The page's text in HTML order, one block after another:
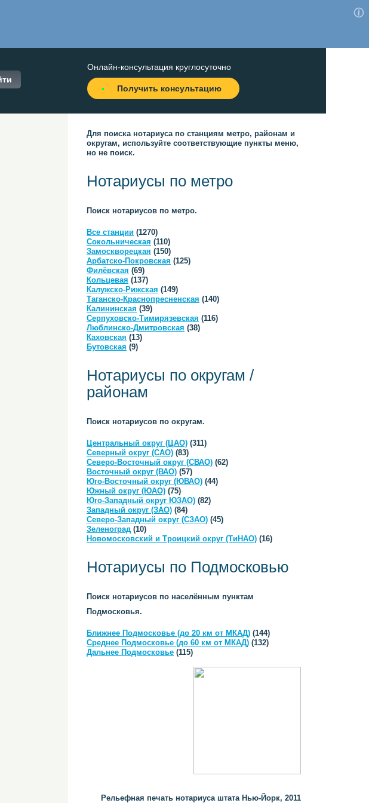
Онлайн-консультация круглосуточно
Получить консультацию
Для поиска нотариуса по станциям метро, районам и
округам, используйте соответствующие пункты меню,
но не поиск.
Нотариусы по метро
Поиск нотариусов по метро.
Все станции (1270)
Сокольническая (110)
Замоскворецкая (150)
Арбатско-Покровская (125)
Филёвская (69)
Кольцевая (137)
Калужско-Рижская (149)
Таганско-Краснопресненская (140)
Калининская (39)
Серпуховско-Тимирязевская (116)
Люблинско-Дмитровская (38)
Каховская (13)
Бутовская (9)
Нотариусы по округам /
районам
Поиск нотариусов по округам.
Центральный округ (ЦАО) (311)
Северный округ (САО) (83)
Северо-Восточный округ (СВАО) (62)
Восточный округ (ВАО) (57)
Юго-Восточный округ (ЮВАО) (44)
Южный округ (ЮАО) (75)
Юго-Западный округ ЮЗАО) (82)
Западный округ (ЗАО) (84)
Северо-Западный округ (СЗАО) (45)
Зеленоград (10)
Новомосковский и Троицкий округ (ТиНАО) (16)
Нотариусы по Подмосковью
Поиск нотариусов по населённым пунктам
Подмосковья.
Ближнее Подмосковье (до 20 км от МКАД) (144)
Среднее Подмосковье (до 60 км от МКАД) (132)
Дальнее Подмосковье (115)
Рельефная печать нотариуса штата Нью-Йорк, 2011